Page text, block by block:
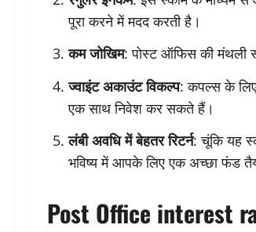
पूरा करने में मदद करती है।
कम जोखिम: पोस्ट ऑफिस की मंथली
ज्वाइंट अकाउंट विकल्प: कपल्स के
एक साथ निवेश कर सकते हैं।
लंबी अवधि में बेहतर रिटर्न: चूंकि यह
भविष्य में आपके लिए एक अच्छा फंड
Post Office interest